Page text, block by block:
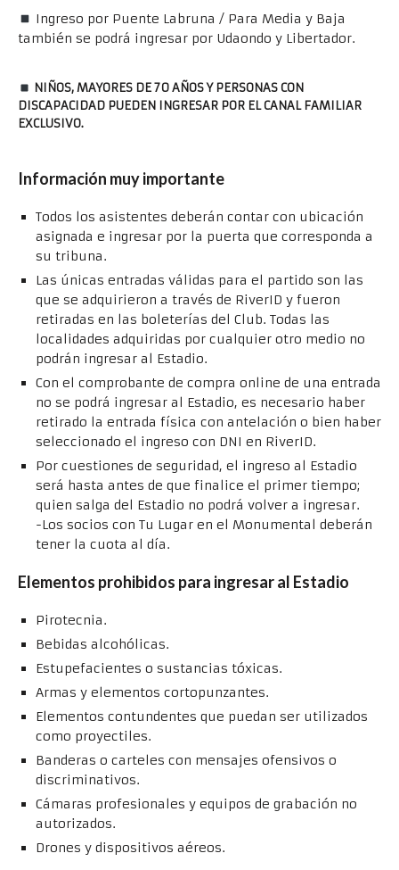
Ingreso por Puente Labruna / Para Media y Baja
también se podrá ingresar por Udaondo y Libertador.
NIÑOS, MAYORES DE 70 AÑOS Y PERSONAS CON
DISCAPACIDAD PUEDEN INGRESAR POR EL CANAL FAMILIAR
EXCLUSIVO.
Información muy importante
Todos los asistentes deberán contar con ubicación
asignada e ingresar por la puerta que corresponda a
su tribuna.
Las únicas entradas válidas para el partido son las
que se adquirieron a través de RiverID y fueron
retiradas en las boleterías del Club. Todas las
localidades adquiridas por cualquier otro medio no
podrán ingresar al Estadio.
Con el comprobante de compra online de una entrada
no se podrá ingresar al Estadio, es necesario haber
retirado la entrada física con antelación o bien haber
seleccionado el ingreso con DNI en RiverID.
Por cuestiones de seguridad, el ingreso al Estadio
será hasta antes de que finalice el primer tiempo;
quien salga del Estadio no podrá volver a ingresar.
-Los socios con Tu Lugar en el Monumental deberán
tener la cuota al día.
Elementos prohibidos para ingresar al Estadio
Pirotecnia.
Bebidas alcohólicas.
Estupefacientes o sustancias tóxicas.
Armas y elementos cortopunzantes.
Elementos contundentes que puedan ser utilizados
como proyectiles.
Banderas o carteles con mensajes ofensivos o
discriminativos.
Cámaras profesionales y equipos de grabación no
autorizados.
Drones y dispositivos aéreos.